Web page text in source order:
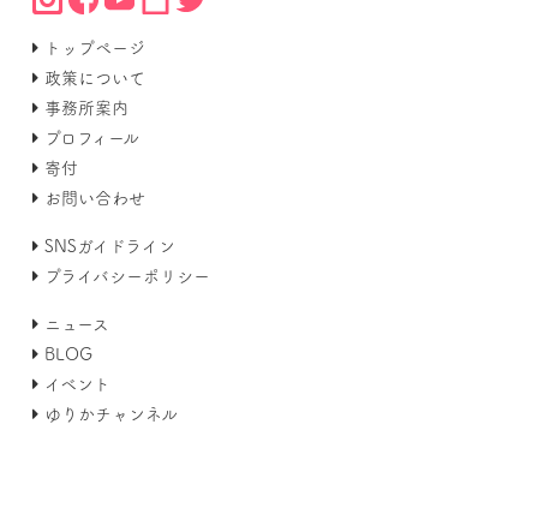
トップページ
政策について
事務所案内
プロフィール
寄付
お問い合わせ
SNSガイドライン
プライバシーポリシー
ニュース
BLOG
イベント
ゆりかチャンネル